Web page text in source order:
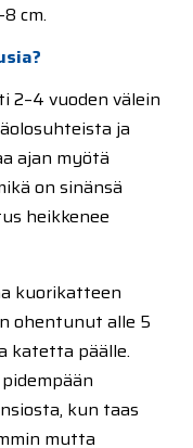
cm.
2–4 vuoden välein
ja
ajan myötä
on sinänsä
heikkenee
kuorikatteen
ohentunut alle 5
katetta päälle.
kun taas
mutta